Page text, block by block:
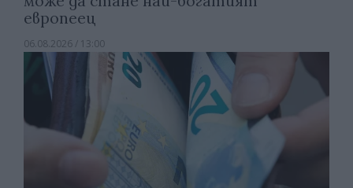
европеец
06.08.2026 / 13:00